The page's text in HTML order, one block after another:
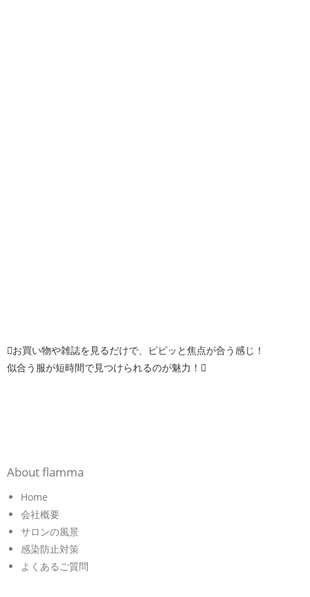
お買い物や雑誌を見るだけで、ピピッと焦点が合う感じ！
似合う服が短時間で見つけられるのが魅力！
About flamma
Home
会社概要
サロンの風景
感染防止対策
よくあるご質問